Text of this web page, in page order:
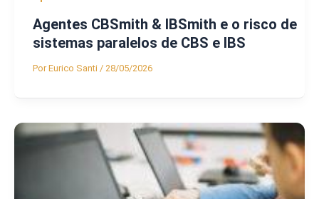
Agentes CBSmith & IBSmith e o risco de
sistemas paralelos de CBS e IBS
PorEurico Santi / 28/05/2026